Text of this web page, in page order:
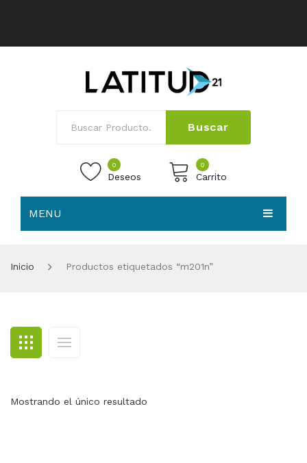
Buscar
0
Deseos
0
Carrito
MENU
BLOG
CONTACTO
Inicio Productos etiquetados “m201n”
Mostrando el único resultado